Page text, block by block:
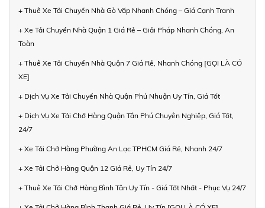
+ Thuê Xe Tải Chuyển Nhà Gò Vấp Nhanh Chóng – Giá Cạnh Tranh
+ Xe Tải Chuyển Nhà Quận 1 Giá Rẻ – Giải Pháp Nhanh Chóng, An
Toàn
+ Thuê Xe Tải Chuyển Nhà Quận 7 Giá Rẻ, Nhanh Chóng [GỌI LÀ CÓ
XE]
+ Dịch Vụ Xe Tải Chuyển Nhà Quận Phú Nhuận Uy Tín, Giá Tốt
+ Dịch Vụ Xe Tải Chở Hàng Quận Tân Phú Chuyên Nghiệp, Giá Tốt,
24/7
+ Xe Tải Chở Hàng Phường An Lạc TPHCM Giá Rẻ, Nhanh 24/7
+ Xe Tải Chở Hàng Quận 12 Giá Rẻ, Uy Tín 24/7
+ Thuê Xe Tải Chở Hàng Bình Tân Uy Tín - Giá Tốt Nhất - Phục Vụ 24/7